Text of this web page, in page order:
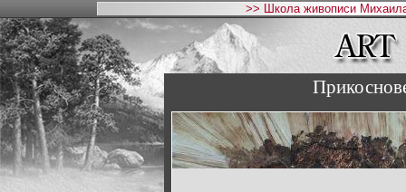
>> Школа живописи